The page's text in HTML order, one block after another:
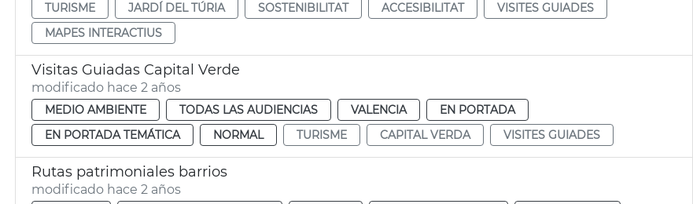
TURISME
JARDÍ DEL TÚRIA SOSTENIBILITAT ACCESIBILITAT
VISITES GUIADES
MAPES INTERACTIUS
Visitas Guiadas Capital Verde
modificado hace 2 años
MEDIO AMBIENTE TODAS LAS AUDIENCIAS VALENCIA
EN PORTADA
EN PORTADA TEMÁTICA
NORMAL TURISME CAPITAL VERDA VISITES GUIADES
Rutas patrimoniales barrios
modificado hace 2 años